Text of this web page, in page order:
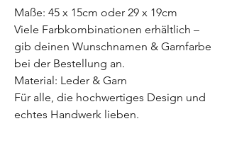
Maße: 45 x 15cm oder 29 x 19cm
Viele Farbkombinationen erhältlich –
gib deinen Wunschnamen & Garnfarbe
bei der Bestellung an.
Material: Leder & Garn
Für alle, die hochwertiges Design und
echtes Handwerk lieben.